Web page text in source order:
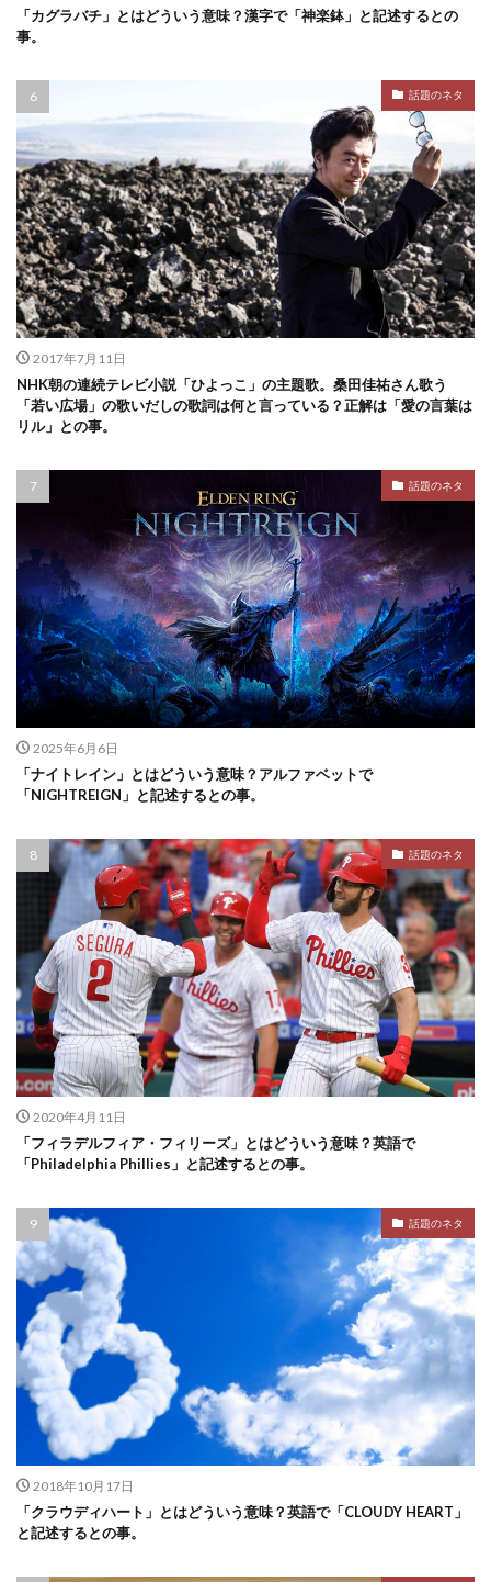
「カグラバチ」とはどういう意味？漢字で「神楽鉢」と記述するとの
事。
話題のネタ
2017年7月11日
NHK朝の連続テレビ小説「ひよっこ」の主題歌。桑田佳祐さん歌う
「若い広場」の歌いだしの歌詞は何と言っている？正解は「愛の言葉は
リル」との事。
話題のネタ
2025年6月6日
「ナイトレイン」とはどういう意味？アルファベットで
「NIGHTREIGN」と記述するとの事。
話題のネタ
2020年4月11日
「フィラデルフィア・フィリーズ」とはどういう意味？英語で
「Philadelphia Phillies」と記述するとの事。
話題のネタ
2018年10月17日
「クラウディハート」とはどういう意味？英語で「CLOUDY HEART」
と記述するとの事。